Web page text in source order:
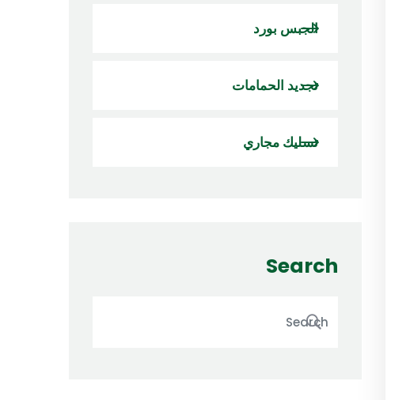
الجبس بورد
تجديد الحمامات
تسليك مجاري
Search